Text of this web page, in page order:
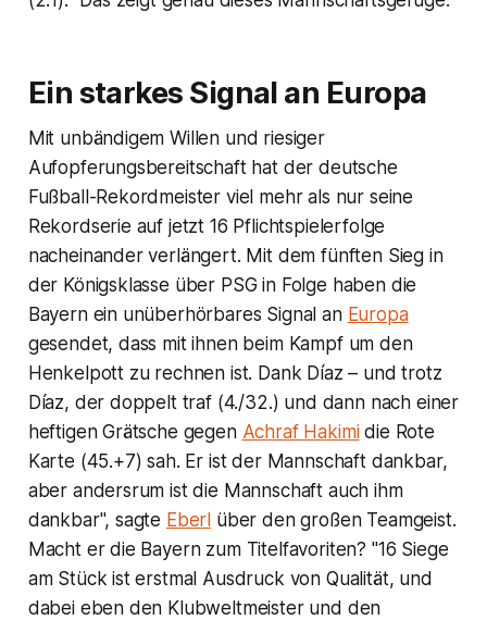
Ein starkes Signal an Europa
Mit unbändigem Willen und riesiger
Aufopferungsbereitschaft hat der deutsche
Fußball-Rekordmeister viel mehr als nur seine
Rekordserie auf jetzt 16 Pflichtspielerfolge
nacheinander verlängert. Mit dem fünften Sieg in
der Königsklasse über PSG in Folge haben die
Bayern ein unüberhörbares Signal an Europa
gesendet, dass mit ihnen beim Kampf um den
Henkelpott zu rechnen ist. Dank Díaz – und trotz
Díaz, der doppelt traf (4./32.) und dann nach einer
heftigen Grätsche gegen Achraf Hakimidie Rote
Karte (45.+7) sah. Er ist der Mannschaft dankbar,
aber andersrum ist die Mannschaft auch ihm
dankbar", sagte Eberl über den großen Teamgeist.
Macht er die Bayern zum Titelfavoriten? "16 Siege
am Stück ist erstmal Ausdruck von Qualität, und
dabei eben den Klubweltmeister und den